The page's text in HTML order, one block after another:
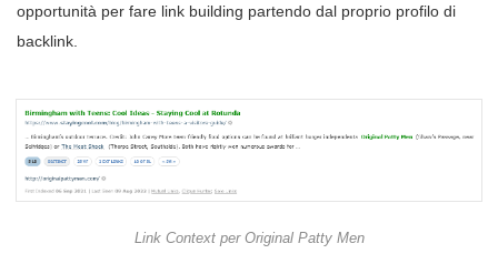
opportunità per fare link building partendo dal proprio profilo di
backlink.
Link Context per Original Patty Men